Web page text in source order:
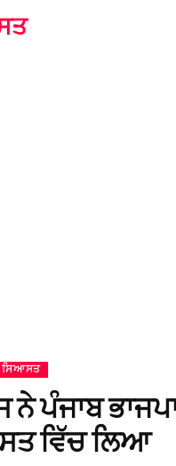
ਸਿਆਸਤ
ਨੇ ਪੰਜਾਬ
ਵਿੱਚ ਲਿਆ